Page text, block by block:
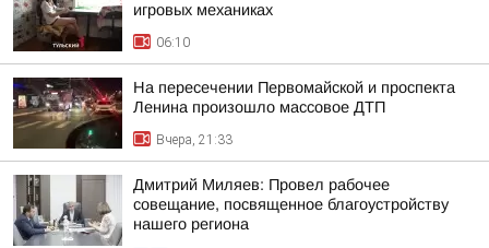
игровых механиках
06:10
На пересечении Первомайской и проспекта
Ленина произошло массовое ДТП
Вчера, 21:33
Дмитрий Миляев: Провел рабочее
совещание, посвященное благоустройству
нашего региона